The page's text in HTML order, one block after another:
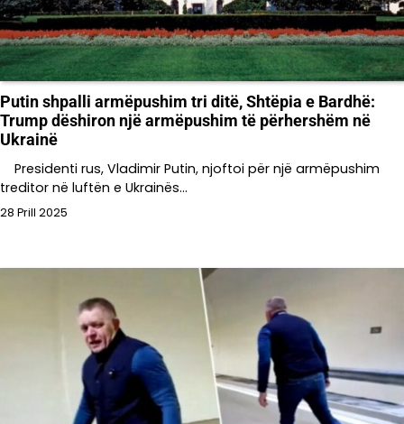
Putin shpalli armëpushim tri ditë, Shtëpia e Bardhë:
Trump dëshiron një armëpushim të përhershëm në
Ukrainë
Presidenti rus, Vladimir Putin, njoftoi për një armëpushim
treditor në luftën e Ukrainës…
28 Prill 2025